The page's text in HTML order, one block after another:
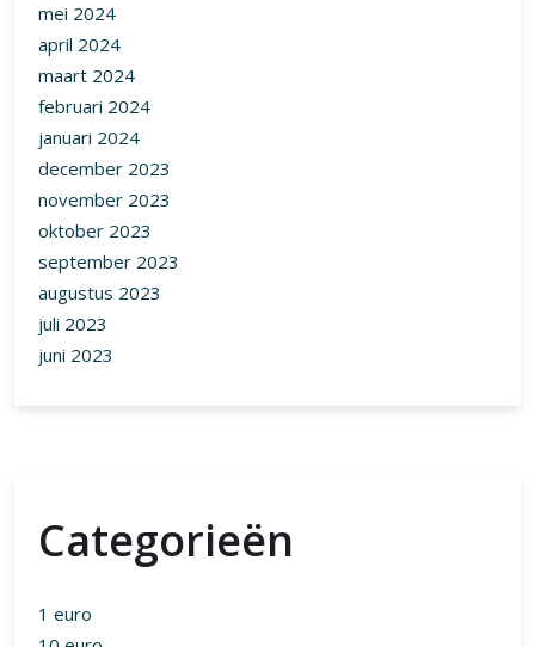
mei 2024
april 2024
maart 2024
februari 2024
januari 2024
december 2023
november 2023
oktober 2023
september 2023
augustus 2023
juli 2023
juni 2023
Categorieën
1 euro